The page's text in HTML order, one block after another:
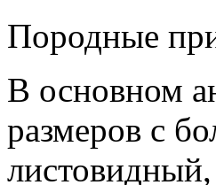
Породные
В основном
размеров с
листовидный,